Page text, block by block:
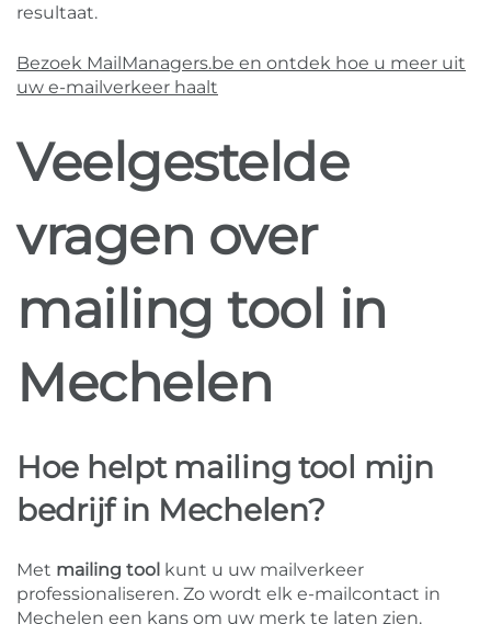
resultaat.
Bezoek MailManagers.be en ontdek hoe u meer uit
uw e-mailverkeer haalt
Veelgestelde
vragen over
mailing tool in
Mechelen
Hoe helpt mailing tool mijn
bedrijf in Mechelen?
Met mailing tool kunt u uw mailverkeer
professionaliseren. Zo wordt elk e-mailcontact in
Mechelen een kans om uw merk te laten zien.